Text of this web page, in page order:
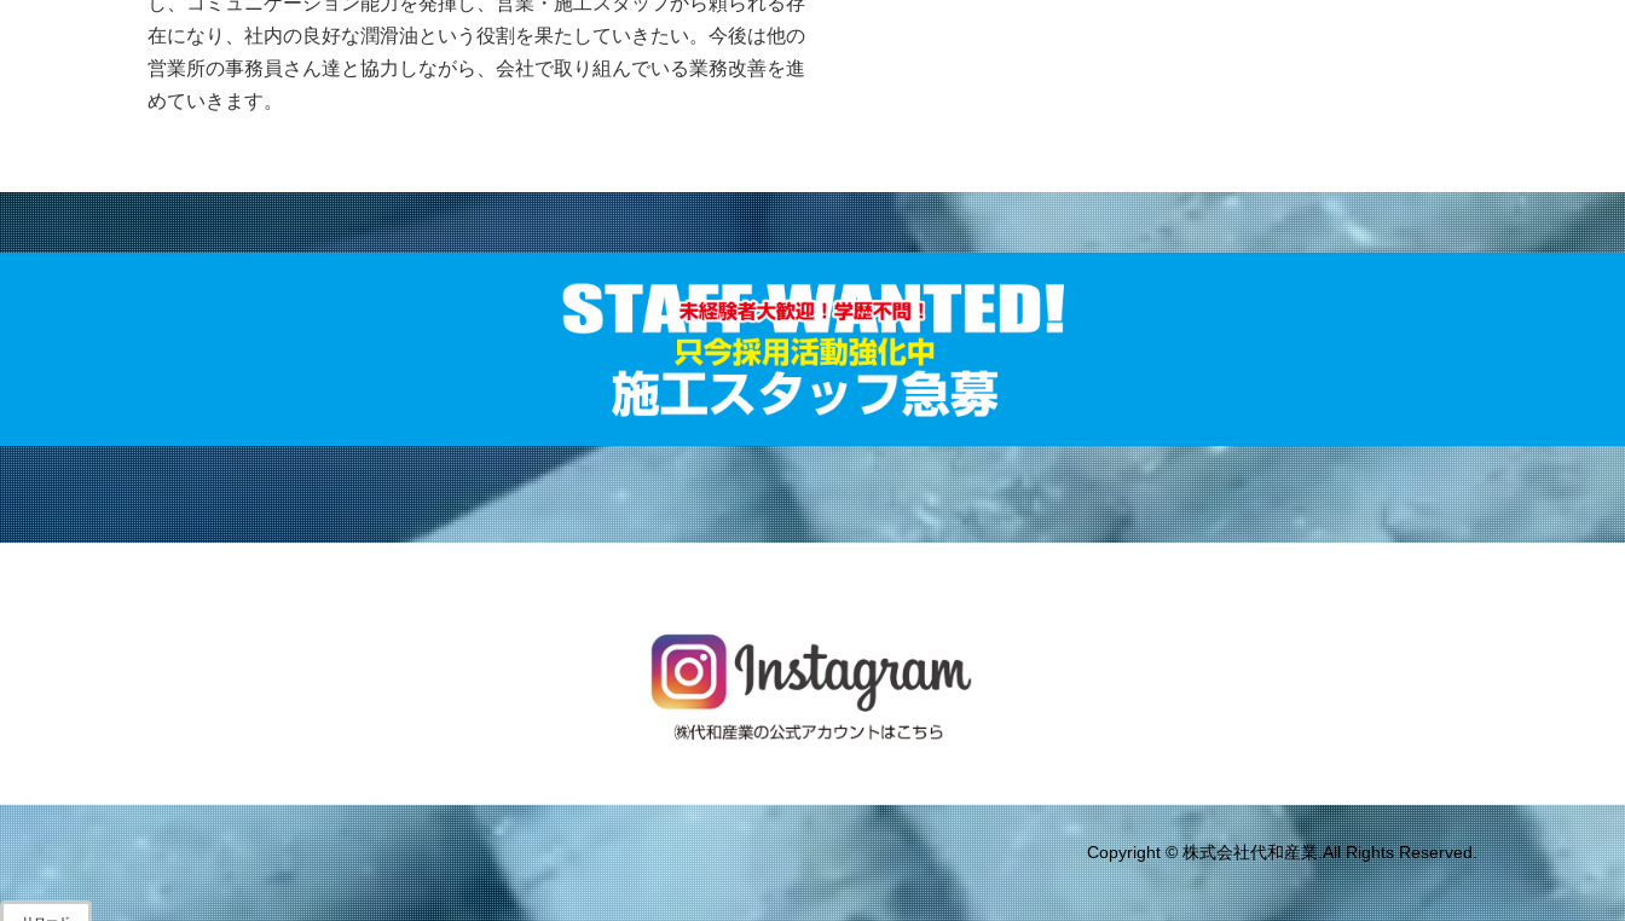
在になり、社内の良好な潤滑油という役割を果たしていきたい。今後は他の
営業所の事務員さん達と協力しながら、会社で取り組んでいる業務改善を進
めていきます。
Copyright © 株式会社代和産業.All Rights Reserved.